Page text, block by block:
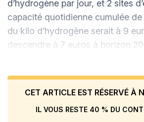
d’hydrogène par jour, et 2 sites
capacité quotidienne cumulée
du kilo d’hydrogène serait à 9
descendre à 7 euros à horizon
CET ARTICLE EST RÉSERVÉ À
IL VOUS RESTE 40 % DU